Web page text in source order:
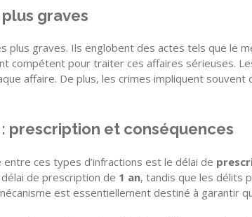
graves
plus graves. Ils englobent des actes tels que le
compétent pour traiter ces affaires sérieuses.
affaire. De plus, les crimes impliquent
prescription et conséquences
ces types d’infractions est le délai de
de prescription de 1 an, tandis que les délits
est essentiellement destiné à